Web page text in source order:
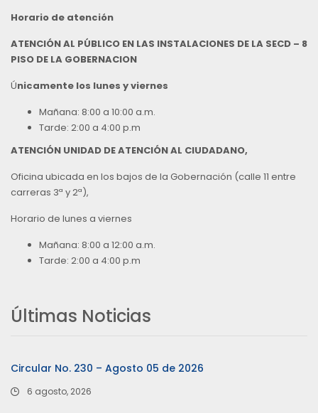
Horario de atención
ATENCIÓN AL PÚBLICO EN LAS INSTALACIONES DE LA SECD – 8
PISO DE LA GOBERNACION
Únicamente los lunes y viernes
Mañana: 8:00 a 10:00 a.m.
Tarde: 2:00 a 4:00 p.m
ATENCIÓN UNIDAD DE ATENCIÓN AL CIUDADANO,
Oficina ubicada en los bajos de la Gobernación (calle 11 entre
carreras 3ª y 2ª),
Horario de lunes a viernes
Mañana: 8:00 a 12:00 a.m.
Tarde: 2:00 a 4:00 p.m
Últimas Noticias
Circular No. 230 – Agosto 05 de 2026
6 agosto, 2026